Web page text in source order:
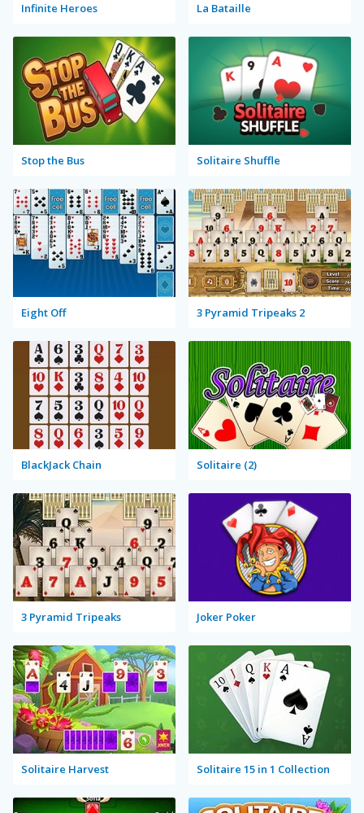
Infinite Heroes La Bataille
Stop the Bus Solitaire Shuffle
Eight Off 3 Pyramid Tripeaks 2
BlackJack Chain Solitaire (2)
3 Pyramid Tripeaks Joker Poker
Solitaire Harvest Solitaire 15 in 1 Collection